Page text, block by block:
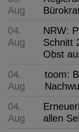
Aug
04.
Aug
NRW:
Schnitt
Obst
04.
Aug
toom:
04.
Aug
allen